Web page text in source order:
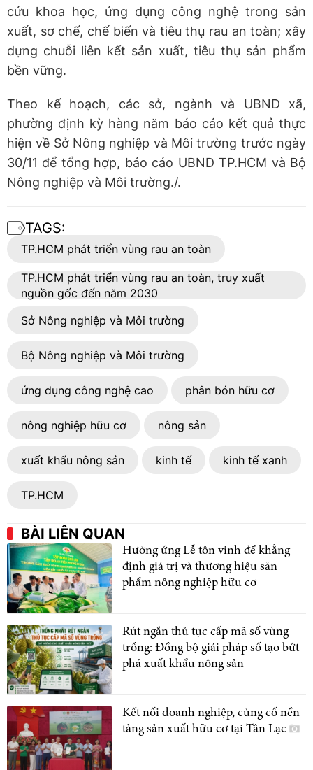
cứu khoa học, ứng dụng công nghệ trong sản
xuất, sơ chế, chế biến và tiêu thụ rau an toàn; xây
dựng chuỗi liên kết sản xuất, tiêu thụ sản phẩm
bền vững.
Theo kế hoạch, các sở, ngành và UBND xã,
phường định kỳ hàng năm báo cáo kết quả thực
hiện về Sở Nông nghiệp và Môi trường trước ngày
30/11 để tổng hợp, báo cáo UBND TP.HCM và Bộ
Nông nghiệp và Môi trường./.
TAGS:
TP.HCM phát triển vùng rau an toàn
TP.HCM phát triển vùng rau an toàn, truy xuất
nguồn gốc đến năm 2030
Sở Nông nghiệp và Môi trường
Bộ Nông nghiệp và Môi trường
ứng dụng công nghệ cao phân bón hữu cơ
nông nghiệp hữu cơ nông sản
xuất khẩu nông sản kinh tế kinh tế xanh
TP.HCM
BÀI LIÊN QUAN
Hưởng ứng Lễ tôn vinh để khẳng
định giá trị và thương hiệu sản
phẩm nông nghiệp hữu cơ
Rút ngắn thủ tục cấp mã số vùng
trồng: Đồng bộ giải pháp số tạo bứt
phá xuất khẩu nông sản
Kết nối doanh nghiệp, củng cố nền
tảng sản xuất hữu cơ tại Tân Lạc